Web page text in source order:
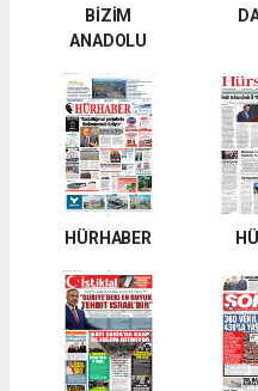
BİZİM
ANADOLU
HÜRHABER